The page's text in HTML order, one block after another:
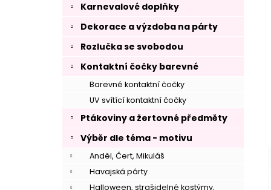
Karnevalové doplňky
Dekorace a výzdoba na párty
Rozlučka se svobodou
Kontaktní čočky barevné
Barevné kontaktní čočky
UV svítící kontaktní čočky
Ptákoviny a žertovné předměty
Výběr dle téma - motivu
Anděl, Čert, Mikuláš
Havajská párty
Halloween, strašidelné kostýmy,